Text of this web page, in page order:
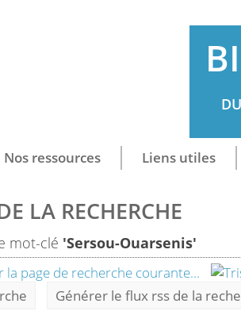
Nos ressources Liens utiles
LA RECHERCHE
mot-clé 'Sersou-Ouarsenis'
Générer le flux rss de la